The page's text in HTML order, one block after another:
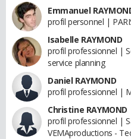
Emmanuel
profil personnel |
Isabelle RAYMOND
profil professionnel |
service planning
Daniel RAYMOND
profil professionnel |
Christine RAYMOND
profil professionnel |
VEMAproductions -